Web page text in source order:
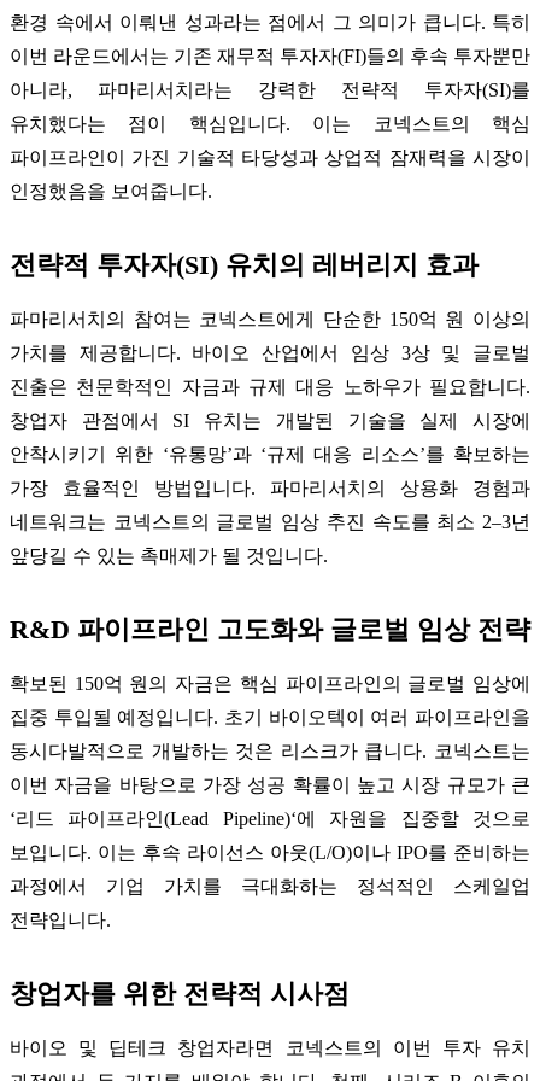
환경 속에서 이뤄낸 성과라는 점에서 그 의미가 큽니다. 특히
이번 라운드에서는 기존 재무적 투자자(FI)들의 후속 투자뿐만
아니라, 파마리서치라는 강력한 전략적 투자자(SI)를
유치했다는 점이 핵심입니다. 이는 코넥스트의 핵심
파이프라인이 가진 기술적 타당성과 상업적 잠재력을 시장이
인정했음을 보여줍니다.
전략적 투자자(SI) 유치의 레버리지 효과
파마리서치의 참여는 코넥스트에게 단순한 150억 원 이상의
가치를 제공합니다. 바이오 산업에서 임상 3상 및 글로벌
진출은 천문학적인 자금과 규제 대응 노하우가 필요합니다.
창업자 관점에서 SI 유치는 개발된 기술을 실제 시장에
안착시키기 위한 ‘유통망’과 ‘규제 대응 리소스’를 확보하는
가장 효율적인 방법입니다. 파마리서치의 상용화 경험과
네트워크는 코넥스트의 글로벌 임상 추진 속도를 최소 2–3년
앞당길 수 있는 촉매제가 될 것입니다.
R&D 파이프라인 고도화와 글로벌 임상 전략
확보된 150억 원의 자금은 핵심 파이프라인의 글로벌 임상에
집중 투입될 예정입니다. 초기 바이오텍이 여러 파이프라인을
동시다발적으로 개발하는 것은 리스크가 큽니다. 코넥스트는
이번 자금을 바탕으로 가장 성공 확률이 높고 시장 규모가 큰
‘리드 파이프라인(Lead Pipeline)‘에 자원을 집중할 것으로
보입니다. 이는 후속 라이선스 아웃(L/O)이나 IPO를 준비하는
과정에서 기업 가치를 극대화하는 정석적인 스케일업
전략입니다.
창업자를 위한 전략적 시사점
바이오 및 딥테크 창업자라면 코넥스트의 이번 투자 유치